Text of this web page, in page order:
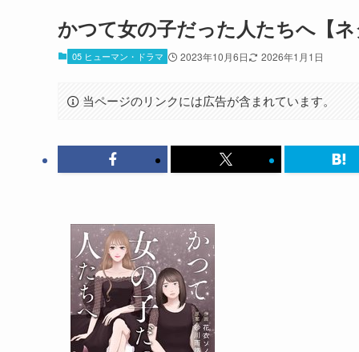
かつて女の子だった人たちへ【
05 ヒューマン・ドラマ 2023年10月6日 2026年1月1日
当ページのリンクには広告が含まれています。